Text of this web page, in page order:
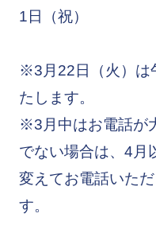
1日（祝）
※3月22日（火）は
たします。
※3月中はお電話が
でない場合は、4月
変えてお電話いた
す。